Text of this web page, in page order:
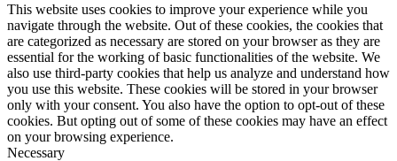
This website uses cookies to improve your experience while you
navigate through the website. Out of these cookies, the cookies that
are categorized as necessary are stored on your browser as they are
essential for the working of basic functionalities of the website. We
also use third-party cookies that help us analyze and understand how
you use this website. These cookies will be stored in your browser
only with your consent. You also have the option to opt-out of these
cookies. But opting out of some of these cookies may have an effect
on your browsing experience.
Necessary